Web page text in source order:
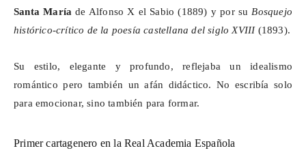
Santa María de Alfonso X el Sabio (1889) y por su Bosquejo
histórico-crítico de la poesía castellana del siglo XVIII(1893).
Su estilo, elegante y profundo, reflejaba un idealismo
romántico pero también un afán didáctico. No escribía solo
para emocionar, sino también para formar.
Primer cartagenero en la Real Academia Española